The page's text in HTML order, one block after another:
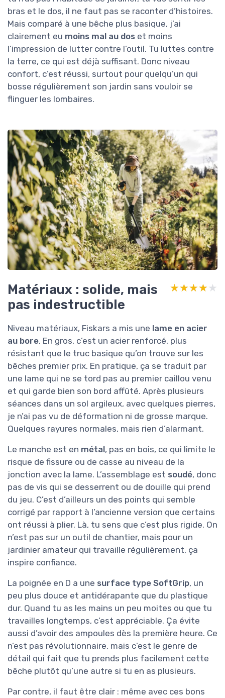
bras et le dos, il ne faut pas se raconter d’histoires.
Mais comparé à une bêche plus basique, j’ai
clairement eu moins mal au dos et moins
l’impression de lutter contre l’outil. Tu luttes contre
la terre, ce qui est déjà suffisant. Donc niveau
confort, c’est réussi, surtout pour quelqu’un qui
bosse régulièrement son jardin sans vouloir se
flinguer les lombaires.
Matériaux : solide, mais
pas indestructible
★★★★★
★★★★★
Niveau matériaux, Fiskars a mis une lame en acier
au bore. En gros, c’est un acier renforcé, plus
résistant que le truc basique qu’on trouve sur les
bêches premier prix. En pratique, ça se traduit par
une lame qui ne se tord pas au premier caillou venu
et qui garde bien son bord affûté. Après plusieurs
séances dans un sol argileux, avec quelques pierres,
je n’ai pas vu de déformation ni de grosse marque.
Quelques rayures normales, mais rien d’alarmant.
Le manche est en métal, pas en bois, ce qui limite le
risque de fissure ou de casse au niveau de la
jonction avec la lame. L’assemblage est soudé, donc
pas de vis qui se desserrent ou de douille qui prend
du jeu. C’est d’ailleurs un des points qui semble
corrigé par rapport à l’ancienne version que certains
ont réussi à plier. Là, tu sens que c’est plus rigide. On
n’est pas sur un outil de chantier, mais pour un
jardinier amateur qui travaille régulièrement, ça
inspire confiance.
La poignée en D a une surface type SoftGrip, un
peu plus douce et antidérapante que du plastique
dur. Quand tu as les mains un peu moites ou que tu
travailles longtemps, c’est appréciable. Ça évite
aussi d’avoir des ampoules dès la première heure. Ce
n’est pas révolutionnaire, mais c’est le genre de
détail qui fait que tu prends plus facilement cette
bêche plutôt qu’une autre si tu en as plusieurs.
Par contre, il faut être clair : même avec ces bons